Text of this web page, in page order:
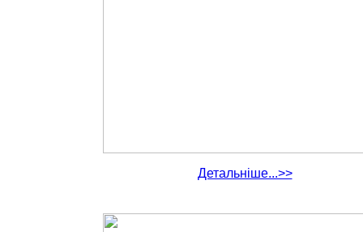
Детальніше...>>